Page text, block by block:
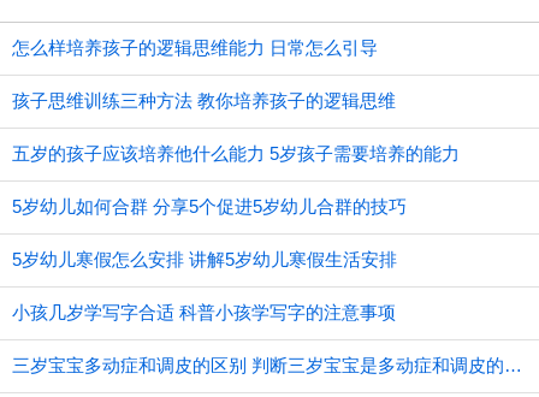
怎么样培养孩子的逻辑思维能力 日常怎么引导
孩子思维训练三种方法 教你培养孩子的逻辑思维
五岁的孩子应该培养他什么能力 5岁孩子需要培养的能力
5岁幼儿如何合群 分享5个促进5岁幼儿合群的技巧
5岁幼儿寒假怎么安排 讲解5岁幼儿寒假生活安排
小孩几岁学写字合适 科普小孩学写字的注意事项
三岁宝宝多动症和调皮的区别 判断三岁宝宝是多动症和调皮的方法